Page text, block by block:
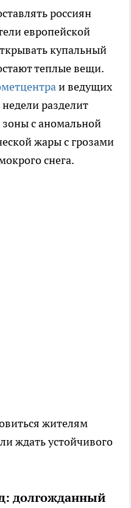
россиян
европейской
купальный
теплые вещи.
и ведущих
разделит
зоны с аномальной
жары с грозами
снега.
жителям
ждать устойчивого
долгожданный